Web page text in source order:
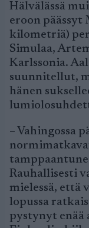
Hälvälässä
eroon
kilometriä)
Simulaa,
Karlssonia.
suunnitellut,
hänen
– Vahingossa
Rauhallisesti
mielessä, että
lopussa
pystynyt enää